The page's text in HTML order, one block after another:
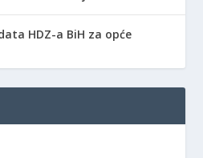
HDZ-a BiH za opće